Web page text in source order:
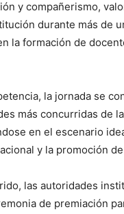
y compañerismo,
durante más de
la formación de
la jornada se
más concurridas de
en el escenario
y la promoción
las autoridades
de premiación